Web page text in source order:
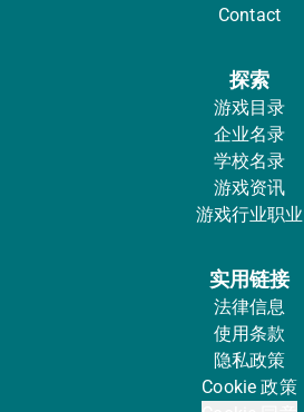
Contact
探索
游戏目录
企业名录
学校名录
游戏资讯
游戏行业职业
实用链接
法律信息
使用条款
隐私政策
Cookie 政策